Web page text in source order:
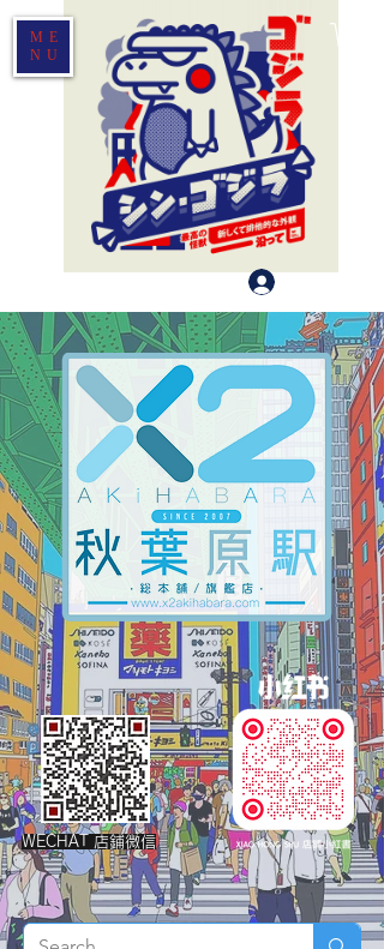
ME
NU
WECHAT 店鋪微信